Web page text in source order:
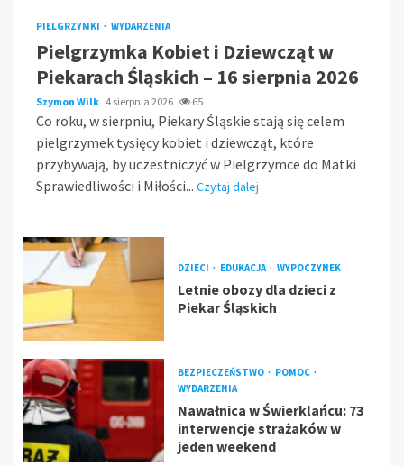
PIELGRZYMKI WYDARZENIA
Pielgrzymka Kobiet i Dziewcząt w
Piekarach Śląskich – 16 sierpnia 2026
Szymon Wilk 4 sierpnia 2026 65
Co roku, w sierpniu, Piekary Śląskie stają się celem
pielgrzymek tysięcy kobiet i dziewcząt, które
przybywają, by uczestniczyć w Pielgrzymce do Matki
Sprawiedliwości i Miłości... Czytaj dalej
DZIECI EDUKACJA WYPOCZYNEK
Letnie obozy dla dzieci z
Piekar Śląskich
BEZPIECZEŃSTWO
POMOC
WYDARZENIA
Nawałnica w Świerklańcu: 73
interwencje strażaków w
jeden weekend